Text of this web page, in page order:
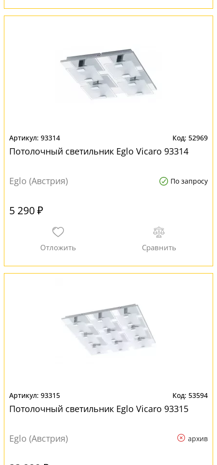
93314 52969
Потолочный светильник Eglo Vicaro 93314
Eglo (Австрия) По запросу
5 290 ₽
93315 53594
Потолочный светильник Eglo Vicaro 93315
Eglo (Австрия) архив